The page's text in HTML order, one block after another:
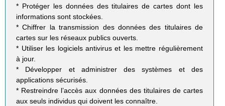
* Protéger les données des titulaires de cartes dont les
informations sont stockées.
* Chiffrer la transmission des données des titulaires de
cartes sur les réseaux publics ouverts.
* Utiliser les logiciels antivirus et les mettre régulièrement
à jour.
* Développer et administrer des systèmes et des
applications sécurisés.
* Restreindre l’accès aux données des titulaires de cartes
aux seuls individus qui doivent les connaître.